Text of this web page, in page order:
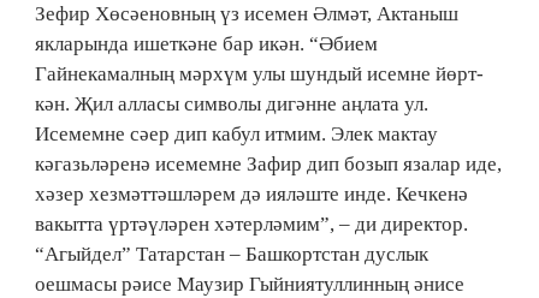
Зефир Хө­сәеновның үз исемен Әлмәт, Актаныш
якларында ишеткәне бар икән. “Әбием
Гайнекамалның мәрхүм улы шундый исемне йөрт­
кән. Җил алласы символы дигәнне аңлата ул.
Исемемне сәер дип кабул итмим. Элек мактау
кәгазьләренә исемемне Зафир дип бозып язалар иде,
хәзер хезмәттәшләрем дә ия­ләште инде. Кечкенә
вакытта үртәү­лә­рен хәтерләмим”, – ди директор.
“Агыйдел” Татарстан – Баш­корт­стан дуслык
оешмасы рәисе Маузир Гыйниятуллинның әнисе